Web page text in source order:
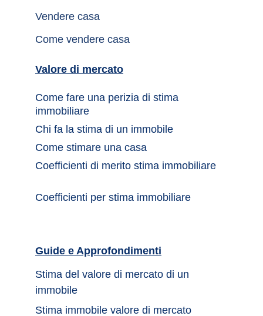
Valore di mercato
Come fare una perizia di stima
immobiliare
Coefficienti di merito stima immobiliare
Coefficienti per stima immobiliare
Stima del valore di mercato di un
Vendere casa
Come vendere casa